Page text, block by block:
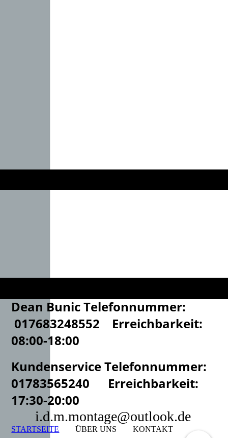
Dean Bunic Telefonnummer:
017683248552 Erreichbarkeit:
08:00-18:00
Kundenservice Telefonnummer:
01783565240 Erreichbarkeit:
17:30-20:00
i.d.m.montage@outlook.de
STARTSEITE ÜBER UNS KONTAKT